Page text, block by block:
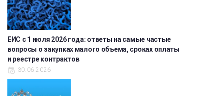
ЕИС с 1 июля 2026 года: ответы на самые частые
вопросы о закупках малого объема, сроках оплаты
и реестре контрактов
30.06.2026